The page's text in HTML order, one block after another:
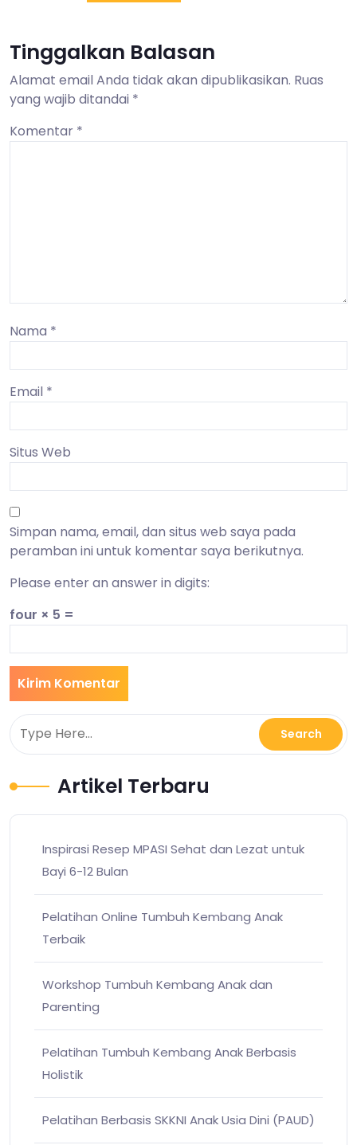
Tinggalkan Balasan
Alamat email Anda tidak akan dipublikasikan. Ruas
yang wajib ditandai *
Komentar *
Nama *
Email *
Situs Web
Simpan nama, email, dan situs web saya pada
peramban ini untuk komentar saya berikutnya.
Please enter an answer in digits:
four × 5 =
Artikel Terbaru
Inspirasi Resep MPASI Sehat dan Lezat untuk
Bayi 6-12 Bulan
Pelatihan Online Tumbuh Kembang Anak
Terbaik
Workshop Tumbuh Kembang Anak dan
Parenting
Pelatihan Tumbuh Kembang Anak Berbasis
Holistik
Pelatihan Berbasis SKKNI Anak Usia Dini (PAUD)